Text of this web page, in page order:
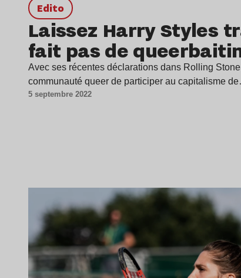
Edito
Laissez Harry Styles
fait pas de
Avec ses récentes déclarations dans Rolling
communauté queer de participer au capitalisme
5 septembre 2022